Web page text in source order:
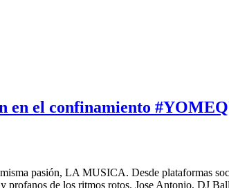
en el confinamiento
pasión, LA MUSICA. Desde plataformas
profanos de los ritmos rotos. Jose Antonio, DJ